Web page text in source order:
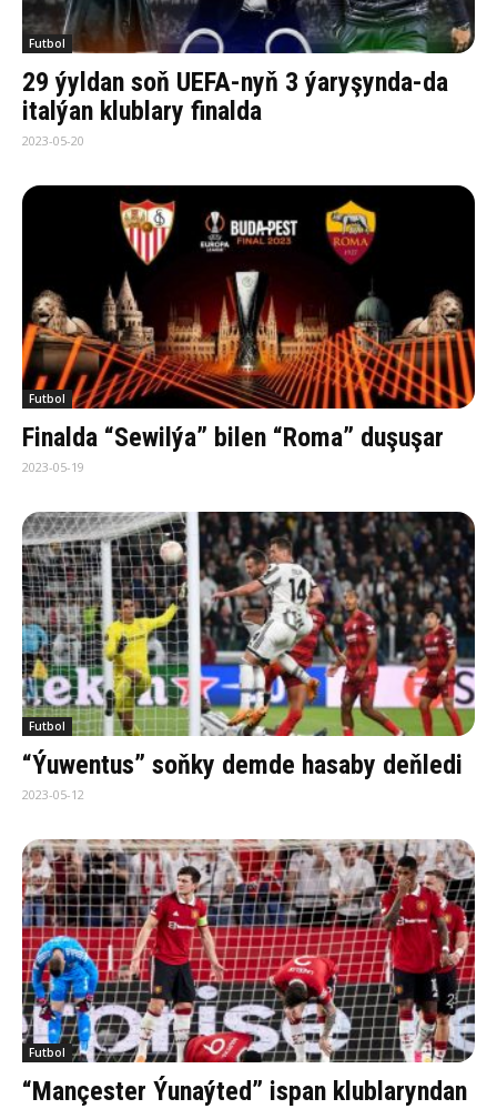
Futbol
29 ýyldan soň UEFA-nyň 3 ýaryşynda-da
italýan klublary finalda
2023-05-20
Futbol
Finalda “Sewilýa” bilen “Roma” duşuşar
2023-05-19
Futbol
“Ýuwentus” soňky demde hasaby deňledi
2023-05-12
Futbol
“Mançester Ýunaýted” ispan klublaryndan